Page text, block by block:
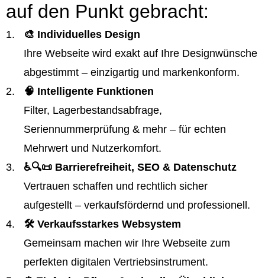
auf den Punkt gebracht:
🎨 Individuelles Design
Ihre Webseite wird exakt auf Ihre Designwünsche
abgestimmt – einzigartig und markenkonform.
🧠 Intelligente Funktionen
Filter, Lagerbestandsabfrage,
Seriennummerprüfung & mehr – für echten
Mehrwert und Nutzerkomfort.
♿️🔍📜 Barrierefreiheit, SEO & Datenschutz
Vertrauen schaffen und rechtlich sicher
aufgestellt – verkaufsfördernd und professionell.
🛠️ Verkaufsstarkes Websystem
Gemeinsam machen wir Ihre Webseite zum
perfekten digitalen Vertriebsinstrument.